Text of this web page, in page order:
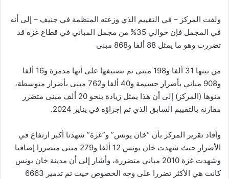
ولفت المركز – في التقييم الذي وزعته المنظمة في جنيف – إلى أنه
في المجمل فإن حوالي 35% من مجمل المباني في قطاع غزة قد
تضررت وهو ما يمثل 88 ألفا و868 مبنى
من بينها 31 ألفا و198 مبنى تم تصنيفها على أنها مدمرة و16 ألفا
و908 مباني بأضرار جسيمة و40 ألفا و762 مبنى بأضرار متوسطة،
منوها (المركز) إلى أن هذا يمثل زيادة بنحو 20 ألف مبنى متضرر
مقارنة بالتقييم السابق الذي تم إجراؤه في يناير 2024.
وأفاد تقرير المركز بأن “خان يونس” و”غزة” شهدتا أكبر ارتفاع في
الأضرار حيث شهدت خان يونس 12 ألفا و279 مبنى متضررا إضافيا
وشهدت غزة 2010 مباني متضررة، وأشار إلى أن مدينة خان يونس
كانت هي الأكثر تضررا على وجه الخصوص حيث تم تدمير 6663